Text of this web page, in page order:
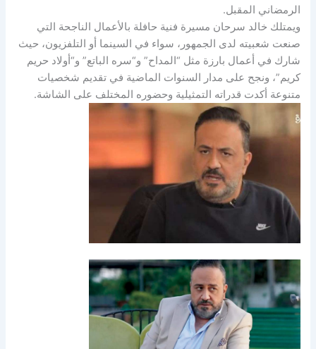
الرمضاني المقبل.
ويمتلك خالد سرحان مسيرة فنية حافلة بالأعمال الناجحة التي
صنعت شعبيته لدى الجمهور، سواء في السينما أو التلفزيون، حيث
شارك في أعمال بارزة مثل “المداح” و“سره الباتع” و“أولاد حريم
كريم”، ونجح على مدار السنوات الماضية في تقديم شخصيات
متنوعة أكدت قدراته التمثيلية وحضوره المختلف على الشاشة.